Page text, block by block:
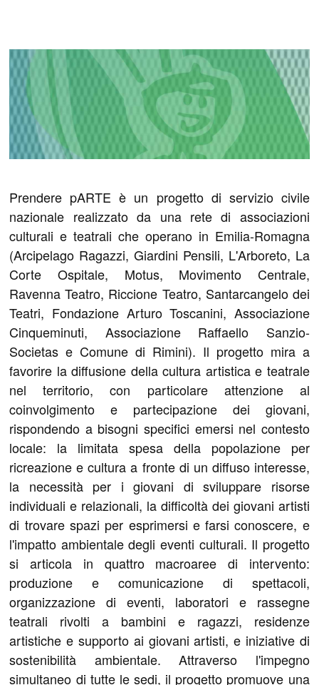
Prendere pARTE è un progetto di servizio civile
nazionale realizzato da una rete di associazioni
culturali e teatrali che operano in Emilia-Romagna
(Arcipelago Ragazzi, Giardini Pensili, L'Arboreto, La
Corte Ospitale, Motus, Movimento Centrale,
Ravenna Teatro, Riccione Teatro, Santarcangelo dei
Teatri, Fondazione Arturo Toscanini, Associazione
Cinqueminuti, Associazione Raffaello Sanzio-
Societas e Comune di Rimini). Il progetto mira a
favorire la diffusione della cultura artistica e teatrale
nel territorio, con particolare attenzione al
coinvolgimento e partecipazione dei giovani,
rispondendo a bisogni specifici emersi nel contesto
locale: la limitata spesa della popolazione per
ricreazione e cultura a fronte di un diffuso interesse,
la necessità per i giovani di sviluppare risorse
individuali e relazionali, la difficoltà dei giovani artisti
di trovare spazi per esprimersi e farsi conoscere, e
l'impatto ambientale degli eventi culturali. Il progetto
si articola in quattro macroaree di intervento:
produzione e comunicazione di spettacoli,
organizzazione di eventi, laboratori e rassegne
teatrali rivolti a bambini e ragazzi, residenze
artistiche e supporto ai giovani artisti, e iniziative di
sostenibilità ambientale. Attraverso l'impegno
simultaneo di tutte le sedi, il progetto promuove una